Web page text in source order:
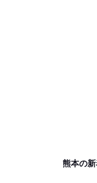
熊本の